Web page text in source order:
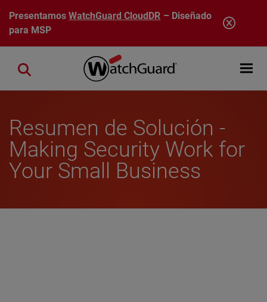
Pasar al contenido principal
PresentamosWatchGuard CloudDR – Diseñado
para MSP
Open
Close search
Resumen de Solución -
Making Security Work for
Your Small Business